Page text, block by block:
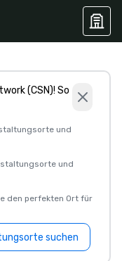
(CSN)! So
und
und
den perfekten Ort für
suchen